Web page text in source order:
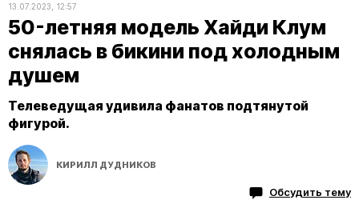
13.07.2023, 12:57
50-летняя модель Хайди Клум
снялась в бикини под холодным
душем
Телеведущая удивила фанатов подтянутой
фигурой.
КИРИЛЛ ДУДНИКОВ
Обсудить тему